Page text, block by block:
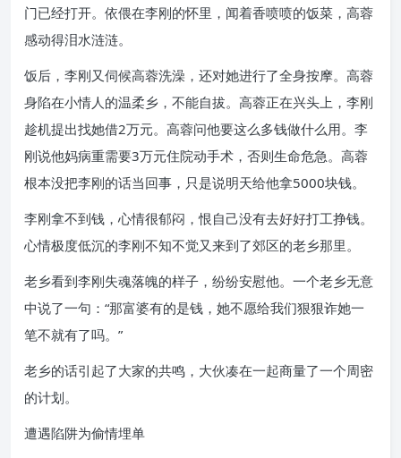
门已经打开。依偎在李刚的怀里，闻着香喷喷的饭菜，高蓉
感动得泪水涟涟。
饭后，李刚又伺候高蓉洗澡，还对她进行了全身按摩。高蓉
身陷在小情人的温柔乡，不能自拔。高蓉正在兴头上，李刚
趁机提出找她借2万元。高蓉问他要这么多钱做什么用。李
刚说他妈病重需要3万元住院动手术，否则生命危急。高蓉
根本没把李刚的话当回事，只是说明天给他拿5000块钱。
李刚拿不到钱，心情很郁闷，恨自己没有去好好打工挣钱。
心情极度低沉的李刚不知不觉又来到了郊区的老乡那里。
老乡看到李刚失魂落魄的样子，纷纷安慰他。一个老乡无意
中说了一句：“那富婆有的是钱，她不愿给我们狠狠诈她一
笔不就有了吗。”
老乡的话引起了大家的共鸣，大伙凑在一起商量了一个周密
的计划。
遭遇陷阱为偷情埋单